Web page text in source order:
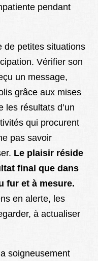
pendant
de petites situations
Vérifier son
un message,
grâce aux mises
les résultats d’un
qui procurent
pas savoir
Le plaisir réside
final que dans
fur et à mesure.
en alerte, les
à actualiser
soigneusement